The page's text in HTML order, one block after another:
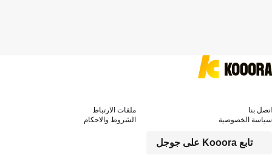
تابع Kooora على جوجل
اتصل بنا
ملفات الارتباط
سياسة الخصوصية
الشروط والاحكام